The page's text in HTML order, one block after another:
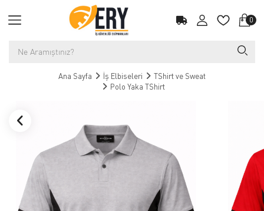
0
Ana Sayfa İş Elbiseleri
TShirt ve Sweat
Polo Yaka TShirt